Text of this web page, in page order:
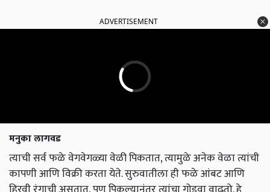
ADVERTISEMENT
मनुका लागवड
त्याची सर्व फळे वेगवेगळ्या वेळी पिकतात, त्यामुळे अनेक वेळा त्यांची
कापणी आणि विक्री करता येते. सुरुवातीला ही फळे आंबट आणि